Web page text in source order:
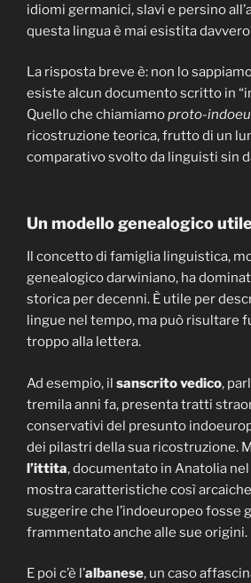
idiomi germanici, slavi e persino
questa lingua è mai esistita
La risposta breve è: non lo
esiste alcun documento scritto in
Quello che chiamiamoproto-
ricostruzione teorica, frutto di un
comparativo svolto da linguisti sin
Un modello genealogico
Il concetto di famiglia linguistica,
genealogico darwiniano, ha
storica per decenni. È utile per
lingue nel tempo, ma può risultare
troppo alla lettera.
Ad esempio, il sanscrito vedico,
tremila anni fa, presenta tratti
conservativi del presunto
dei pilastri della sua ricostruzione.
l’ittita, documentato in Anatolia nel
mostra caratteristiche così
suggerire che l’indoeuropeo fosse
frammentato anche alle sue origini.
E poi c’è l’albanese, un caso